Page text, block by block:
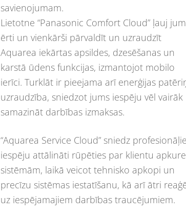
savienojumam.
Lietotne “Panasonic Comfort Cloud” ļauj
ērti un vienkārši pārvaldīt un uzraudzīt
Aquarea iekārtas apsildes, dzesēšanas un
karstā ūdens funkcijas, izmantojot mobilo
ierīci. Turklāt ir pieejama arī enerģijas
uzraudzība, sniedzot jums iespēju vēl vairāk
samazināt darbības izmaksas.
“Aquarea Service Cloud” sniedz
iespēju attālināti rūpēties par klientu
sistēmām, laikā veicot tehnisko apkopi un
precīzu sistēmas iestatīšanu, kā arī ātri
uz iespējamajiem darbības traucējumiem.